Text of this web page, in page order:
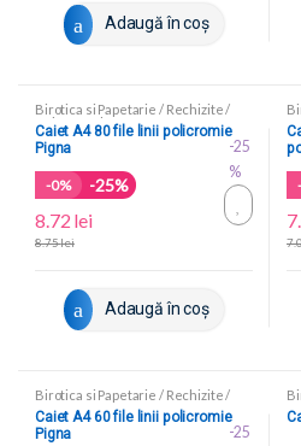
Adaugă în coș
Birotica si Papetarie / Rechizite/
Caiete scolare
Caiet A4 80 file linii policromie
Pigna
-0% -25%
8.72 lei
8.75lei
Adaugă în coș
-25
%
-
Birotica si Papetarie / Rechizite/
Caiete scolare
Caiet A4 60 file linii policromie
Pigna
-25